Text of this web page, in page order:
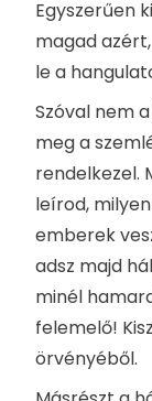
Egyszerűen
magad
le a
Szóval nem
meg a
rendelkezel.
leírod,
emberek
adsz majd
minél
felemelő!
örvényéből.